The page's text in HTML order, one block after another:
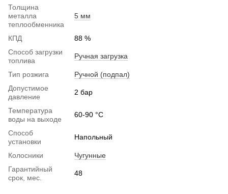
Толщина
металла
теплообменника
5 мм
КПД
88 %
Способ загрузки
топлива
Ручная загрузка
Тип розжига
Ручной (подпал)
Допустимое
давление
2 бар
Температура
воды на выходе
60-90 °C
Способ
установки
Напольный
Колосники
Чугунные
Гарантийный
срок, мес.
48